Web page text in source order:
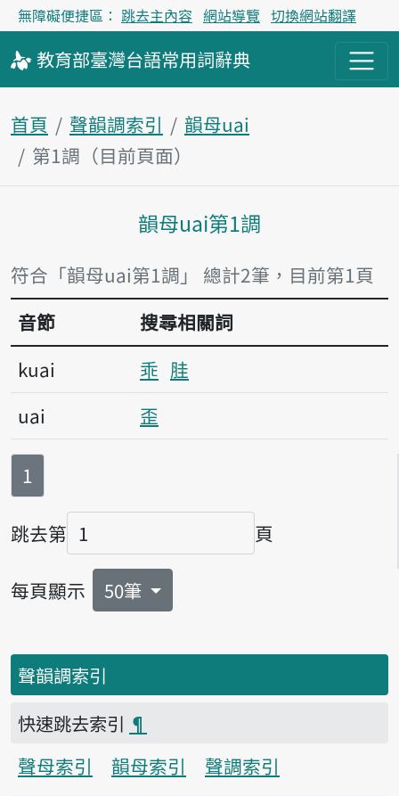
無障礙便捷區： 跳去主內容 網站導覽 切換網站翻譯
教育部臺灣台語常用詞辭典
首頁 聲韻調索引
韻母uai
第1調（目前頁面）
主內容區塊
韻母uai第1調
符合「韻母uai第1調」 總計2筆，目前第1頁
音節
搜尋相關詞
kuai
乖 胿
uai
歪
第
1
跳去第
頁碼
頁
每頁顯示 50筆
聲韻調索引
快速跳去索引 ¶
聲母索引
韻母索引
聲調索引